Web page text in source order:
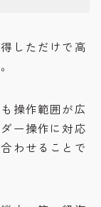
しただけで高
操作範囲が広
ー操作に対応
わせることで